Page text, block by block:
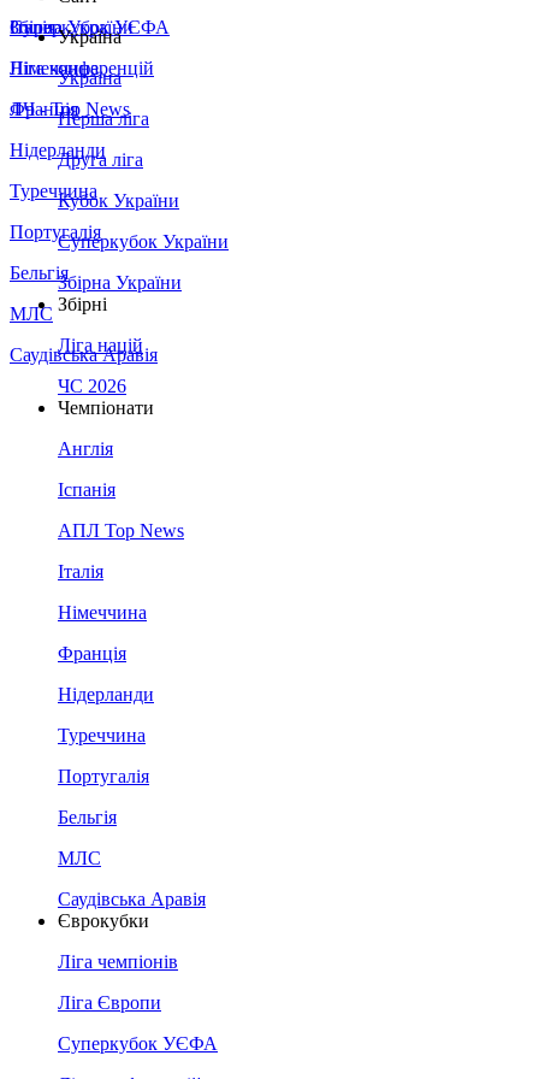
Збірна України
Італія
Німеччина
Франція
Нідерланди
Туреччина
Португалія
Бельгія
МЛС
Саудівська Аравія
Суперкубок УЄФА
Ліга конференцій
ЛЧ - Top News
Україна
Україна
Перша ліга
Друга ліга
Кубок України
Суперкубок України
Збірна України
Збірні
Ліга націй
ЧС 2026
Чемпіонати
Англія
Іспанія
АПЛ Top News
Італія
Німеччина
Франція
Нідерланди
Туреччина
Португалія
Бельгія
МЛС
Саудівська Аравія
Єврокубки
Ліга чемпіонів
Ліга Європи
Суперкубок УЄФА